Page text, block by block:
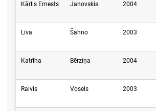
Kārlis Ernests Janovskis 2004
Līva Šahno 2003
Katrīna Bērziņa 2004
Raivis Vosels 2003